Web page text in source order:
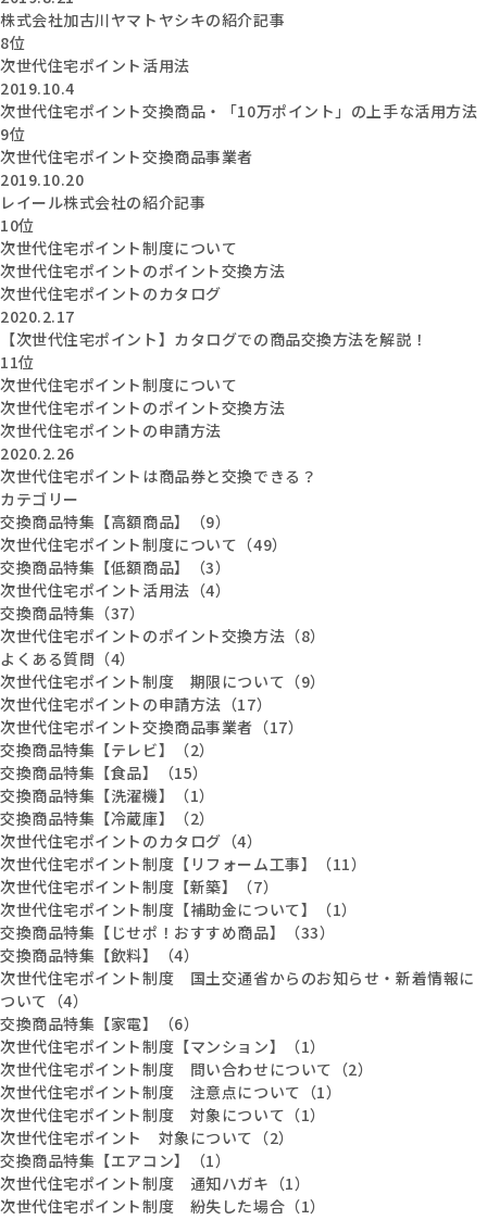
株式会社加古川ヤマトヤシキの紹介記事
8位
次世代住宅ポイント活用法
2019.10.4
次世代住宅ポイント交換商品・「10万ポイント」の上手な活用方法
9位
次世代住宅ポイント交換商品事業者
2019.10.20
レイール株式会社の紹介記事
10位
次世代住宅ポイント制度について
次世代住宅ポイントのポイント交換方法
次世代住宅ポイントのカタログ
2020.2.17
【次世代住宅ポイント】カタログでの商品交換方法を解説！
11位
次世代住宅ポイント制度について
次世代住宅ポイントのポイント交換方法
次世代住宅ポイントの申請方法
2020.2.26
次世代住宅ポイントは商品券と交換できる？
カテゴリー
交換商品特集【高額商品】（9）
次世代住宅ポイント制度について（49）
交換商品特集【低額商品】（3）
次世代住宅ポイント活用法（4）
交換商品特集（37）
次世代住宅ポイントのポイント交換方法（8）
よくある質問（4）
次世代住宅ポイント制度 期限について（9）
次世代住宅ポイントの申請方法（17）
次世代住宅ポイント交換商品事業者（17）
交換商品特集【テレビ】（2）
交換商品特集【食品】（15）
交換商品特集【洗濯機】（1）
交換商品特集【冷蔵庫】（2）
次世代住宅ポイントのカタログ（4）
次世代住宅ポイント制度【リフォーム工事】（11）
次世代住宅ポイント制度【新築】（7）
次世代住宅ポイント制度【補助金について】（1）
交換商品特集【じせポ！おすすめ商品】（33）
交換商品特集【飲料】（4）
次世代住宅ポイント制度 国土交通省からのお知らせ・新着情報に
ついて（4）
交換商品特集【家電】（6）
次世代住宅ポイント制度【マンション】（1）
次世代住宅ポイント制度 問い合わせについて（2）
次世代住宅ポイント制度 注意点について（1）
次世代住宅ポイント制度 対象について（1）
次世代住宅ポイント 対象について（2）
交換商品特集【エアコン】（1）
次世代住宅ポイント制度 通知ハガキ（1）
次世代住宅ポイント制度 紛失した場合（1）